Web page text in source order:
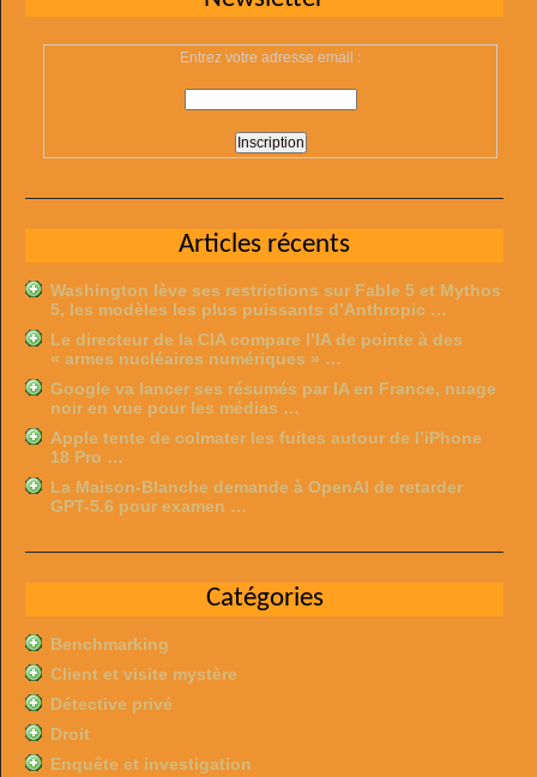
Entrez votre adresse email :
Articles récents
Washington lève ses restrictions sur Fable 5 et Mythos
5, les modèles les plus puissants d’Anthropic …
Le directeur de la CIA compare l’IA de pointe à des
« armes nucléaires numériques » …
Google va lancer ses résumés par IA en France, nuage
noir en vue pour les médias …
Apple tente de colmater les fuites autour de l’iPhone
18 Pro …
La Maison-Blanche demande à OpenAI de retarder
GPT-5.6 pour examen …
Catégories
Benchmarking
Client et visite mystère
Détective privé
Droit
Enquête et investigation